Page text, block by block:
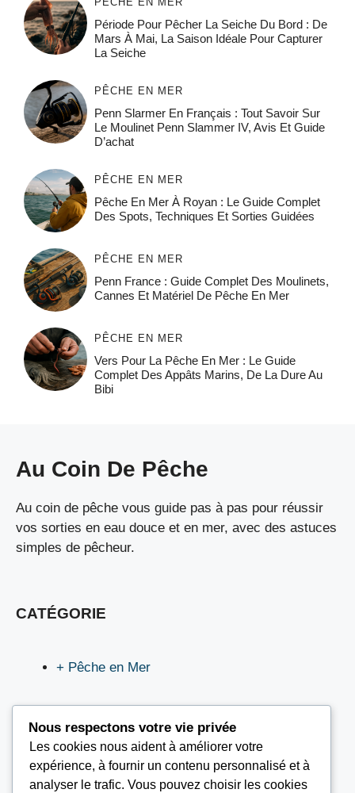
Période Pour Pêcher La Seiche Du Bord : De
Mars À Mai, La Saison Idéale Pour Capturer
La Seiche
PÊCHE EN MER
Penn Slarmer En Français : Tout Savoir Sur
Le Moulinet Penn Slammer IV, Avis Et Guide
D’achat
PÊCHE EN MER
Pêche En Mer À Royan : Le Guide Complet
Des Spots, Techniques Et Sorties Guidées
PÊCHE EN MER
Penn France : Guide Complet Des Moulinets,
Cannes Et Matériel De Pêche En Mer
PÊCHE EN MER
Vers Pour La Pêche En Mer : Le Guide
Complet Des Appâts Marins, De La Dure Au
Bibi
Au Coin De Pêche
Au coin de pêche vous guide pas à pas pour réussir
vos sorties en eau douce et en mer, avec des astuces
simples de pêcheur.
CATÉGORIE
+ Pêche en Mer
LIEN UTILES
Nous respectons votre vie privée
Les cookies nous aident à améliorer votre
expérience, à fournir un contenu personnalisé et à
analyser le trafic. Vous pouvez choisir les cookies